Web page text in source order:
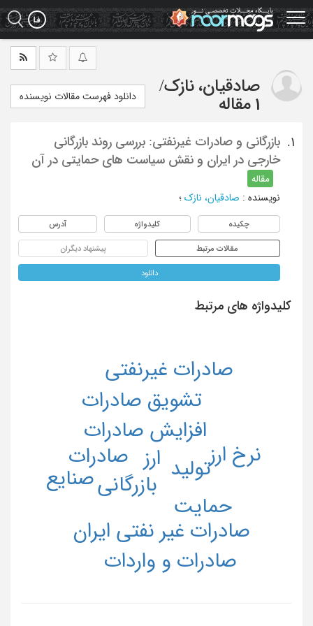
Skip
to
main
صادقیان، نازک/
1 مقاله
دانلود فهرست مقالات نویسنده
1.
بازرگانی و صادرات غیرنفتی: بررسی روند بازرگانی
خارجی در ایران و نقش سیاست های حمایتی در آن
مقاله
نویسنده : صادقیان، نازک ؛
چکیده کلیدواژه آدرس
مقالات مرتبط پیشنهاد دیگران
دانلود
کلیدواژه های مرتبط
ارز
افزایش صادرات
بازرگانی
تشویق صادرات
تولید
حمایت
صادرات
صادرات غیر نفتی ایران
صادرات غیرنفتی
صادرات و واردات
صنایع
نرخ ارز